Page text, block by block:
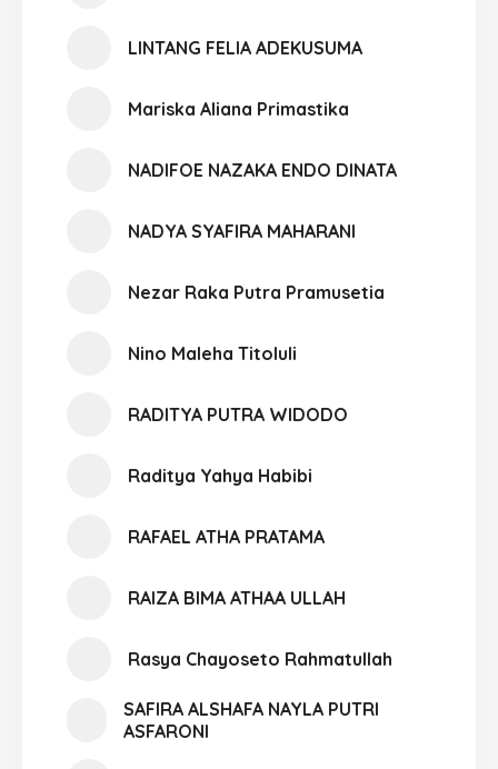
LINTANG FELIA ADEKUSUMA
Mariska Aliana Primastika
NADIFOE NAZAKA ENDO DINATA
NADYA SYAFIRA MAHARANI
Nezar Raka Putra Pramusetia
Nino Maleha Titoluli
RADITYA PUTRA WIDODO
Raditya Yahya Habibi
RAFAEL ATHA PRATAMA
RAIZA BIMA ATHAA ULLAH
Rasya Chayoseto Rahmatullah
SAFIRA ALSHAFA NAYLA PUTRI
ASFARONI